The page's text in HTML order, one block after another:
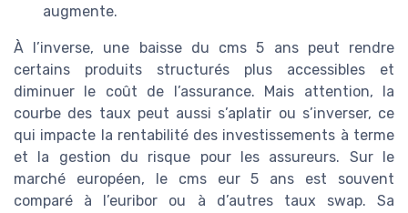
augmente.
À l’inverse, une baisse du cms 5 ans peut rendre
certains produits structurés plus accessibles et
diminuer le coût de l’assurance. Mais attention, la
courbe des taux peut aussi s’aplatir ou s’inverser, ce
qui impacte la rentabilité des investissements à terme
et la gestion du risque pour les assureurs. Sur le
marché européen, le cms eur 5 ans est souvent
comparé à l’euribor ou à d’autres taux swap. Sa